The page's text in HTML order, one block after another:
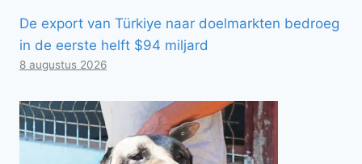
De export van Türkiye naar doelmarkten bedroeg
in de eerste helft $94 miljard
8 augustus 2026